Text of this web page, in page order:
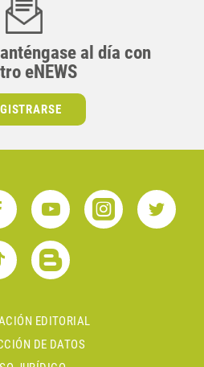
al día con
eNEWS
EDITORIAL
DE DATOS